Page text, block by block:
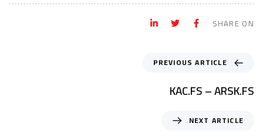
SHARE ON
PREVIOUS ARTICLE
KAC.FS – ARSK.FS
NEXT ARTICLE